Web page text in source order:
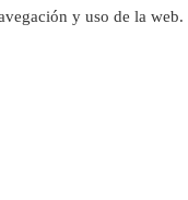
y uso de la web.